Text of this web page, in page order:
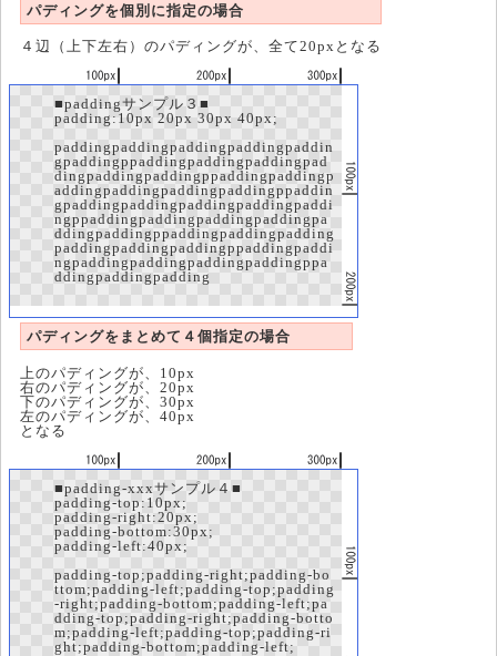
パディングを個別に指定の場合
４辺（上下左右）のパディングが、全て20pxとなる
■paddingサンプル３■
padding:10px 20px 30px 40px;
paddingpaddingpaddingpaddingpaddin
gpaddingppaddingpaddingpaddingpad
dingpaddingpaddingppaddingpaddingp
addingpaddingpaddingpaddingppaddin
gpaddingpaddingpaddingpaddingpaddi
ngppaddingpaddingpaddingpaddingpa
ddingpaddingppaddingpaddingpadding
paddingpaddingpaddingppaddingpaddi
ngpaddingpaddingpaddingpaddingppa
ddingpaddingpadding
パディングをまとめて４個指定の場合
上のパディングが、10px
右のパディングが、20px
下のパディングが、30px
左のパディングが、40px
となる
■padding-xxxサンプル４■
padding-top:10px;
padding-right:20px;
padding-bottom:30px;
padding-left:40px;
padding-top;padding-right;padding-bo
ttom;padding-left;padding-top;padding
-right;padding-bottom;padding-left;pa
dding-top;padding-right;padding-botto
m;padding-left;padding-top;padding-ri
ght;padding-bottom;padding-left;